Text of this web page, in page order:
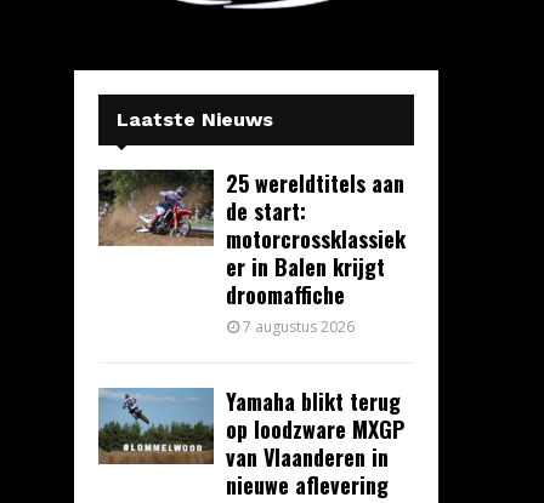
Laatste Nieuws
25 wereldtitels aan
de start:
motorcrossklassiek
er in Balen krijgt
droomaffiche
7 augustus 2026
Yamaha blikt terug
op loodzware MXGP
van Vlaanderen in
nieuwe aflevering